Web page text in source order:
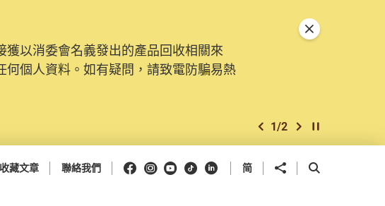
以消委會名義發出的產品回收相關來
個人資料。如有疑問，請致電防騙易熱
上一個
1/2 下一個開始/暫停幻燈
關閉特別通告
藏文章 聯絡我們 Facebook
Instagram
Youtube
抖音領英 简 分享到 開啟搜尋框